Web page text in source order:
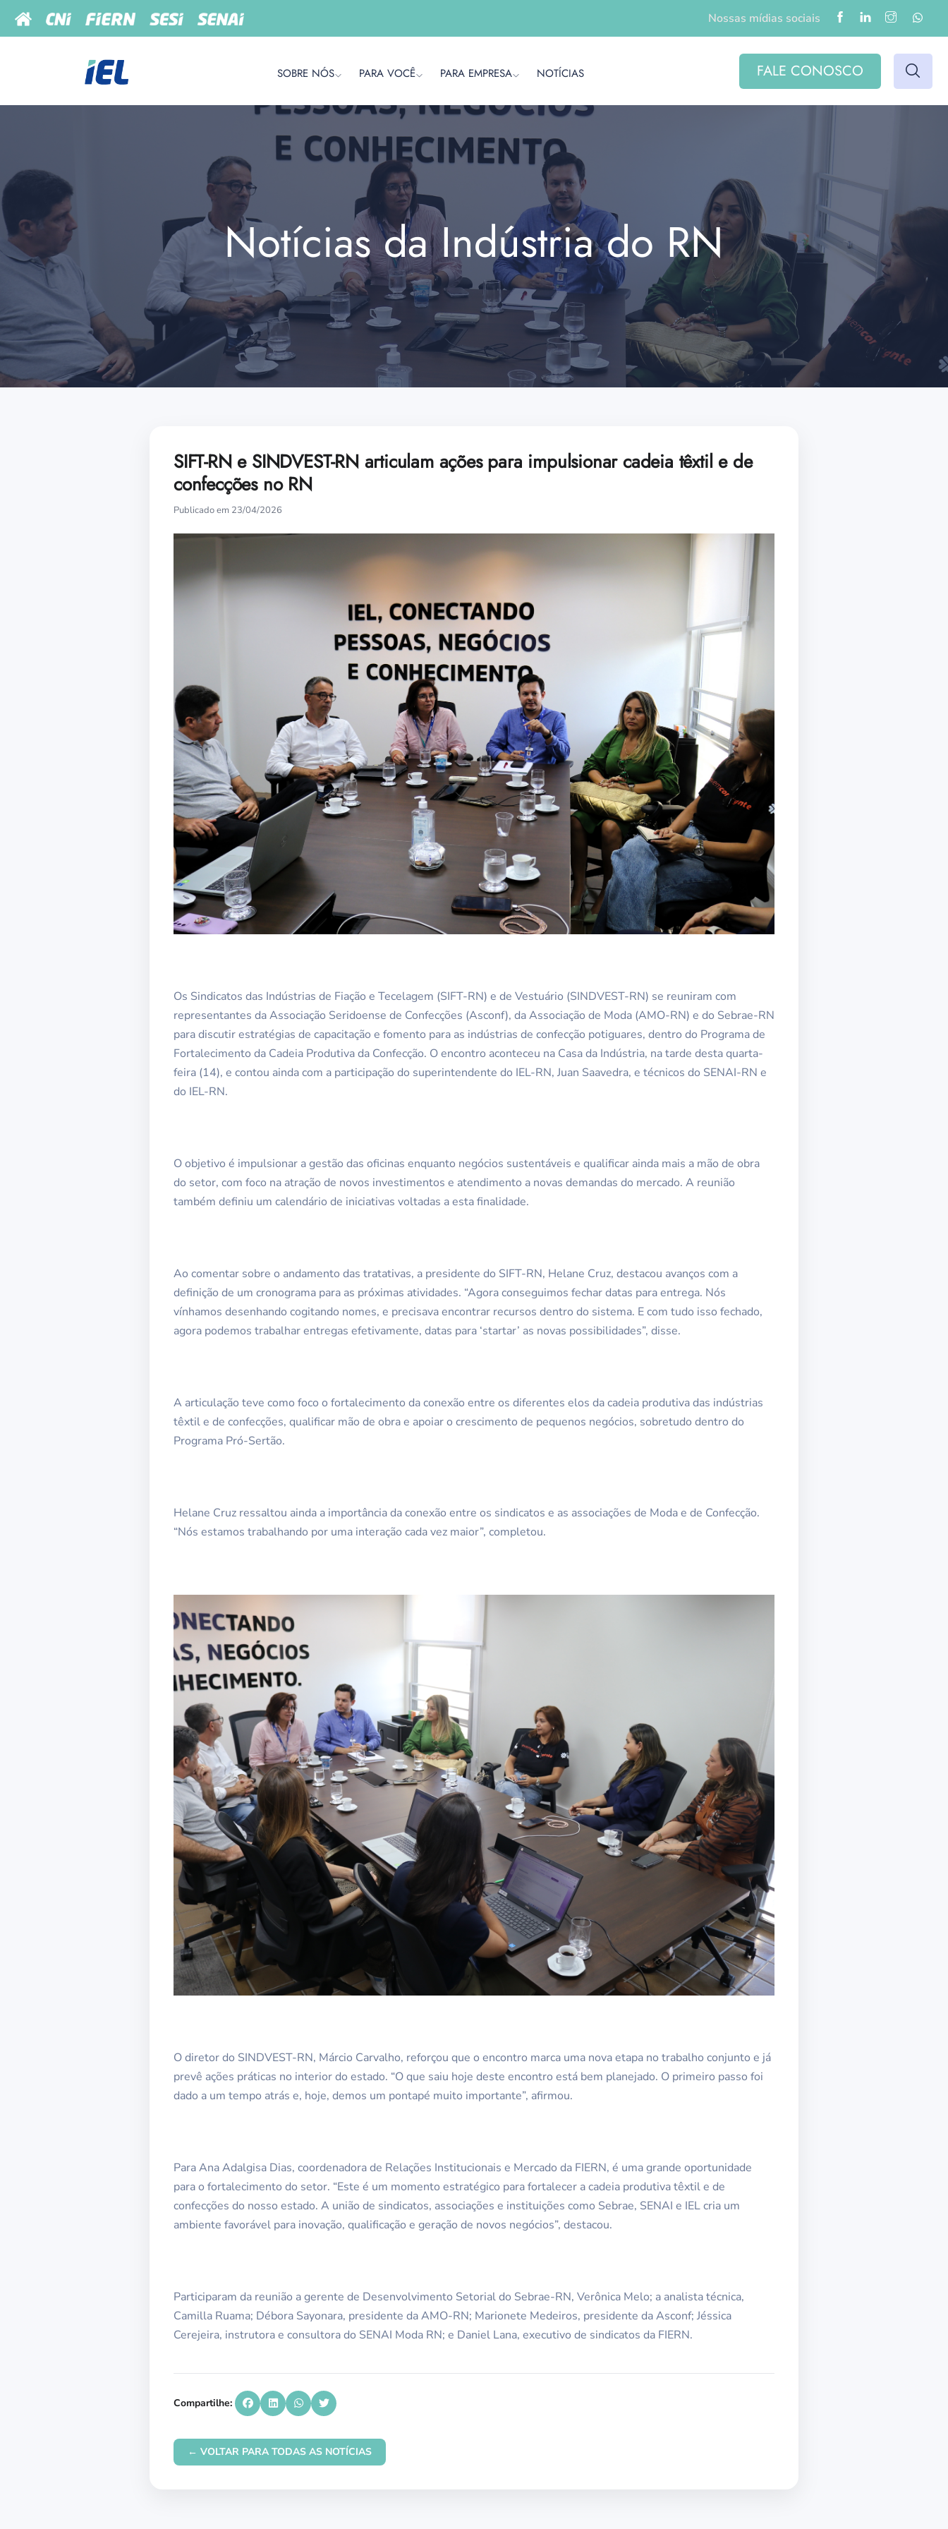
Nossas mídias sociais
SOBRE NÓS PARA VOCÊ PARA EMPRESA NOTÍCIAS FALE CONOSCO
Notícias da Indústria do RN
SIFT-RN e SINDVEST-RN articulam ações para impulsionar cadeia têxtil e de
confecções no RN
Publicado em 23/04/2026
Os Sindicatos das Indústrias de Fiação e Tecelagem (SIFT-RN) e de Vestuário (SINDVEST-RN) se reuniram com
representantes da Associação Seridoense de Confecções (Asconf), da Associação de Moda (AMO-RN) e do Sebrae-RN
para discutir estratégias de capacitação e fomento para as indústrias de confecção potiguares, dentro do Programa de
Fortalecimento da Cadeia Produtiva da Confecção. O encontro aconteceu na Casa da Indústria, na tarde desta quarta-
feira (14), e contou ainda com a participação do superintendente do IEL-RN, Juan Saavedra, e técnicos do SENAI-RN e
do IEL-RN.
O objetivo é impulsionar a gestão das oficinas enquanto negócios sustentáveis e qualificar ainda mais a mão de obra
do setor, com foco na atração de novos investimentos e atendimento a novas demandas do mercado. A reunião
também definiu um calendário de iniciativas voltadas a esta finalidade.
Ao comentar sobre o andamento das tratativas, a presidente do SIFT-RN, Helane Cruz, destacou avanços com a
definição de um cronograma para as próximas atividades. “Agora conseguimos fechar datas para entrega. Nós
vínhamos desenhando cogitando nomes, e precisava encontrar recursos dentro do sistema. E com tudo isso fechado,
agora podemos trabalhar entregas efetivamente, datas para ‘startar’ as novas possibilidades”, disse.
A articulação teve como foco o fortalecimento da conexão entre os diferentes elos da cadeia produtiva das indústrias
têxtil e de confecções, qualificar mão de obra e apoiar o crescimento de pequenos negócios, sobretudo dentro do
Programa Pró-Sertão.
Helane Cruz ressaltou ainda a importância da conexão entre os sindicatos e as associações de Moda e de Confecção.
“Nós estamos trabalhando por uma interação cada vez maior”, completou.
O diretor do SINDVEST-RN, Márcio Carvalho, reforçou que o encontro marca uma nova etapa no trabalho conjunto e já
prevê ações práticas no interior do estado. “O que saiu hoje deste encontro está bem planejado. O primeiro passo foi
dado a um tempo atrás e, hoje, demos um pontapé muito importante”, afirmou.
Para Ana Adalgisa Dias, coordenadora de Relações Institucionais e Mercado da FIERN, é uma grande oportunidade
para o fortalecimento do setor. “Este é um momento estratégico para fortalecer a cadeia produtiva têxtil e de
confecções do nosso estado. A união de sindicatos, associações e instituições como Sebrae, SENAI e IEL cria um
ambiente favorável para inovação, qualificação e geração de novos negócios”, destacou.
Participaram da reunião a gerente de Desenvolvimento Setorial do Sebrae-RN, Verônica Melo; a analista técnica,
Camilla Ruama; Débora Sayonara, presidente da AMO-RN; Marionete Medeiros, presidente da Asconf; Jéssica
Cerejeira, instrutora e consultora do SENAI Moda RN; e Daniel Lana, executivo de sindicatos da FIERN.
Compartilhe:
← VOLTAR PARA TODAS AS NOTÍCIAS